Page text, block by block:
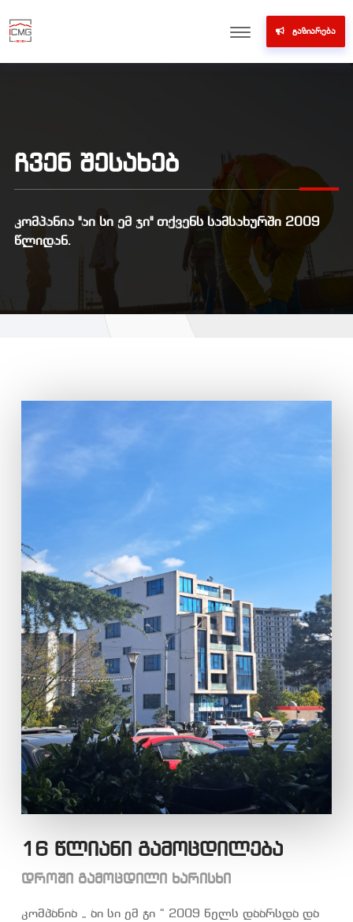
ᲒᲐᲖᲘᲐᲠᲔᲑᲐ
ᲩᲕᲔᲜ ᲨᲔᲡᲐᲮᲔᲑ
კომპანია "აი სი ემ ჯი" თქვენს სამსახურში 2009
წლიდან.
16 წლიანი გამოცდილება
დროში გამოცდილი ხარისხი
კომპანია „ აი სი ემ ჯი “ 2009 წელს დაარსდა და